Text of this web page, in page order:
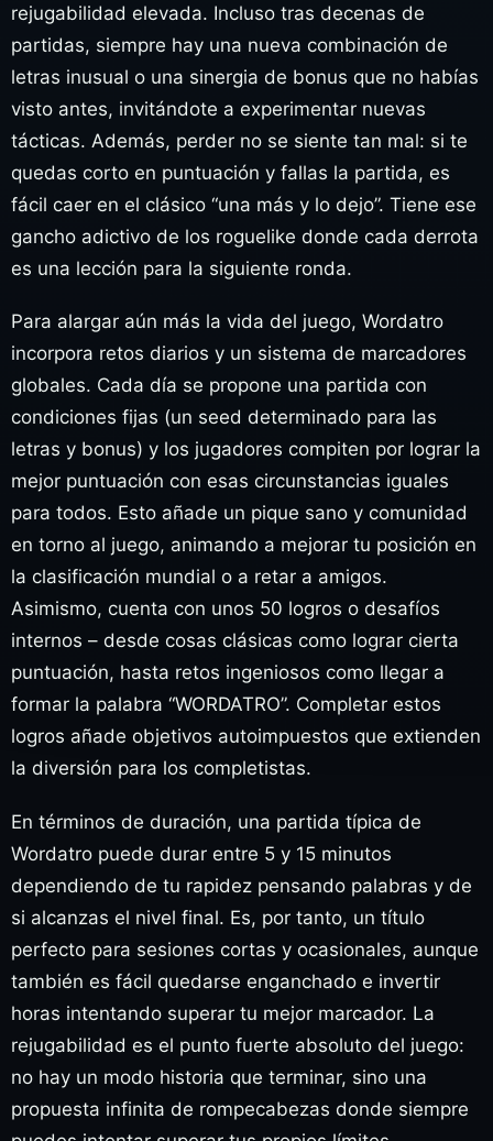
rejugabilidad elevada. Incluso tras decenas de
partidas, siempre hay una nueva combinación de
letras inusual o una sinergia de bonus que no habías
visto antes, invitándote a experimentar nuevas
tácticas. Además, perder no se siente tan mal: si te
quedas corto en puntuación y fallas la partida, es
fácil caer en el clásico “una más y lo dejo”. Tiene ese
gancho adictivo de los roguelike donde cada derrota
es una lección para la siguiente ronda.
Para alargar aún más la vida del juego, Wordatro
incorpora retos diarios y un sistema de marcadores
globales. Cada día se propone una partida con
condiciones fijas (un seed determinado para las
letras y bonus) y los jugadores compiten por lograr la
mejor puntuación con esas circunstancias iguales
para todos. Esto añade un pique sano y comunidad
en torno al juego, animando a mejorar tu posición en
la clasificación mundial o a retar a amigos.
Asimismo, cuenta con unos 50 logros o desafíos
internos – desde cosas clásicas como lograr cierta
puntuación, hasta retos ingeniosos como llegar a
formar la palabra “WORDATRO”. Completar estos
logros añade objetivos autoimpuestos que extienden
la diversión para los completistas.
En términos de duración, una partida típica de
Wordatro puede durar entre 5 y 15 minutos
dependiendo de tu rapidez pensando palabras y de
si alcanzas el nivel final. Es, por tanto, un título
perfecto para sesiones cortas y ocasionales, aunque
también es fácil quedarse enganchado e invertir
horas intentando superar tu mejor marcador. La
rejugabilidad es el punto fuerte absoluto del juego:
no hay un modo historia que terminar, sino una
propuesta infinita de rompecabezas donde siempre